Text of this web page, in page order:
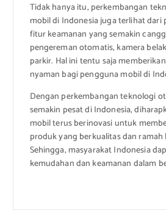
Tidak hanya itu, perkembangan
mobil di Indonesia juga terlihat
fitur keamanan yang semakin
pengereman otomatis, kamera
parkir. Hal ini tentu saja
nyaman bagi pengguna mobil di
Dengan perkembangan teknologi
semakin pesat di Indonesia,
mobil terus berinovasi untuk
produk yang berkualitas dan
Sehingga, masyarakat Indonesia
kemudahan dan keamanan dalam